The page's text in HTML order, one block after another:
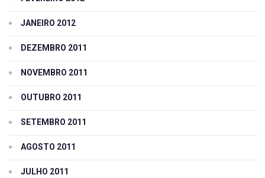
JANEIRO 2012
DEZEMBRO 2011
NOVEMBRO 2011
OUTUBRO 2011
SETEMBRO 2011
AGOSTO 2011
JULHO 2011